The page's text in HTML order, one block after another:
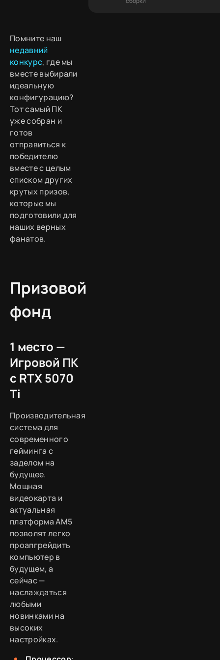
Помните наш
недавний
конкурс, где мы
вместе выбирали
идеальную
конфигурацию?
Тот самый ПК
уже собран и
готов
отправиться к
победителю
вместе с целым
списком других
крутых призов,
которые мы
подготовили для
наших верных
фанатов.
Призовой
фонд
1 место —
Игровой ПК
с RTX 5070
Ti
Производительная
система для
современного
гейминга с
заделом на
будущее.
Мощная
видеокарта и
актуальная
платформа AM5
позволят легко
проапгрейдить
компьютер в
будущем, а
сейчас —
наслаждаться
любыми
новинками на
высоких
настройках.